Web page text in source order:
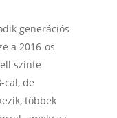
generációs
a 2016-os
szinte
cal, de
többek